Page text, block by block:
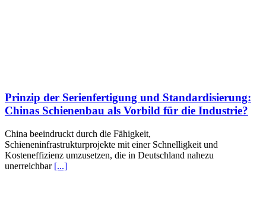
Prinzip der Serienfertigung und Standardisierung:
Chinas Schienenbau als Vorbild für die Industrie?
China beeindruckt durch die Fähigkeit,
Schieneninfrastrukturprojekte mit einer Schnelligkeit und
Kosteneffizienz umzusetzen, die in Deutschland nahezu
unerreichbar [...]